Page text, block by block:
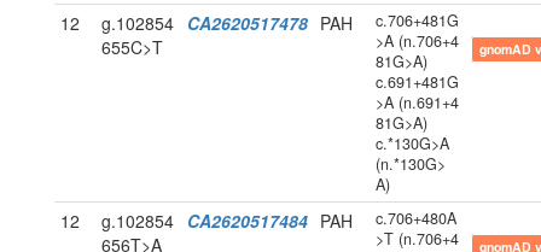
12
g.102854
655C>T
CA2620517478 PAH
c.706+481G
>A (n.706+4
81G>A)
c.691+481G
>A (n.691+4
81G>A)
c.*130G>A
(n.*130G>
A)
gnomAD
12
g.102854
656T>A
CA2620517484 PAH
c.706+480A
>T (n.706+4
gnomAD